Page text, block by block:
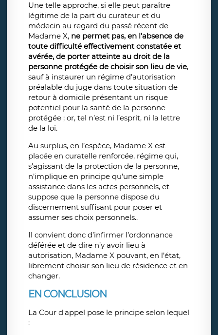
Une telle approche, si elle peut paraître
légitime de la part du curateur et du
médecin au regard du passé récent de
Madame X, ne permet pas, en l’absence de
toute difficulté effectivement constatée et
avérée, de porter atteinte au droit de la
personne protégée de choisir son lieu de vie,
sauf à instaurer un régime d’autorisation
préalable du juge dans toute situation de
retour à domicile présentant un risque
potentiel pour la santé de la personne
protégée ; or, tel n’est ni l’esprit, ni la lettre
de la loi.
Au surplus, en l’espèce, Madame X est
placée en curatelle renforcée, régime qui,
s’agissant de la protection de la personne,
n’implique en principe qu’une simple
assistance dans les actes personnels, et
suppose que la personne dispose du
discernement suffisant pour poser et
assumer ses choix personnels..
Il convient donc d’infirmer l’ordonnance
déférée et de dire n’y avoir lieu à
autorisation, Madame X pouvant, en l’état,
librement choisir son lieu de résidence et en
changer.
EN CONCLUSION
La Cour d'appel pose le principe selon lequel
: